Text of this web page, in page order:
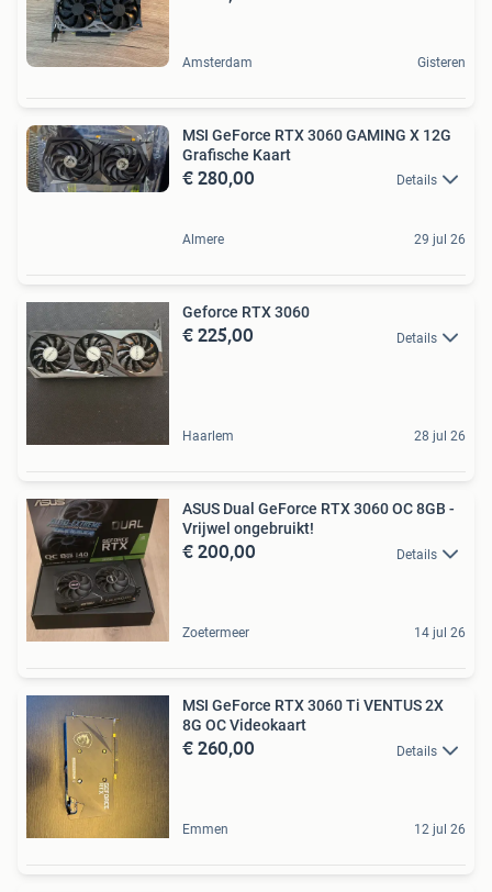
Amsterdam Gisteren
MSI GeForce RTX 3060 GAMING X 12G
Grafische Kaart
€ 280,00 Details
Almere 29 jul 26
Geforce RTX 3060
€ 225,00 Details
Haarlem 28 jul 26
ASUS Dual GeForce RTX 3060 OC 8GB -
Vrijwel ongebruikt!
€ 200,00 Details
Zoetermeer 14 jul 26
MSI GeForce RTX 3060 Ti VENTUS 2X
8G OC Videokaart
€ 260,00 Details
Emmen 12 jul 26